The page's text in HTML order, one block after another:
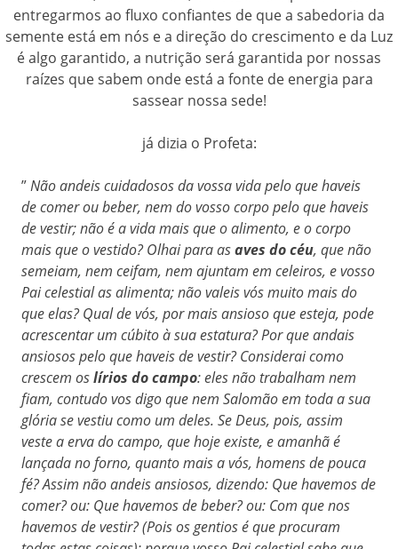
entregarmos ao fluxo confiantes de que a sabedoria da
semente está em nós e a direção do crescimento e da Luz
é algo garantido, a nutrição será garantida por nossas
raízes que sabem onde está a fonte de energia para
sassear nossa sede!
já dizia o Profeta:
”Não andeis cuidadosos da vossa vida pelo que haveis
de comer ou beber, nem do vosso corpo pelo que haveis
de vestir; não é a vida mais que o alimento, e o corpo
mais que o vestido? Olhai para asaves do céu, que não
semeiam, nem ceifam, nem ajuntam em celeiros, e vosso
Pai celestial as alimenta; não valeis vós muito mais do
que elas? Qual de vós, por mais ansioso que esteja, pode
acrescentar um cúbito à sua estatura? Por que andais
ansiosos pelo que haveis de vestir? Considerai como
crescem oslírios do campo: eles não trabalham nem
fiam, contudo vos digo que nem Salomão em toda a sua
glória se vestiu como um deles. Se Deus, pois, assim
veste a erva do campo, que hoje existe, e amanhã é
lançada no forno, quanto mais a vós, homens de pouca
fé? Assim não andeis ansiosos, dizendo: Que havemos de
comer? ou: Que havemos de beber? ou: Com que nos
havemos de vestir? (Pois os gentios é que procuram